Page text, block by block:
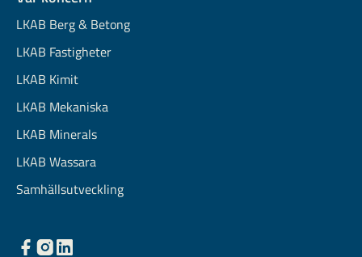
LKAB Berg & Betong
LKAB Fastigheter
LKAB Kimit
LKAB Mekaniska
LKAB Minerals
LKAB Wassara
Samhällsutveckling